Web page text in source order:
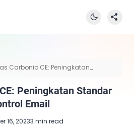
Carbonio CE: Peningkatan
Peningkatan Standar
Email
16, 20233 min read